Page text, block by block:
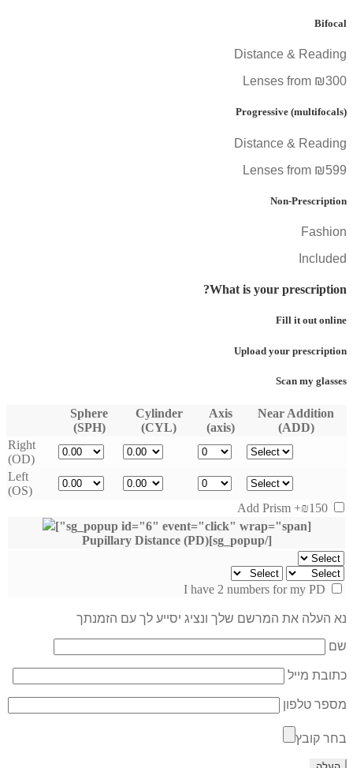
Bifocal
Distance & Reading
Lenses from ₪300
Progressive (multifocals)
Distance & Reading
Lenses from ₪599
Non-Prescription
Fashion
Included
What is your prescription?
Fill it out online
Upload your prescription
Scan my glasses
Sphere
(SPH)
Cylinder
(CYL)
Axis
(axis)
Near Addition
(ADD)
Right
(OD)
Left
(OS)
+₪150
[sg_popup id="6" event="click" wrap="span"]
[/sg_popup]Pupillary Distance (PD)
נא העלה את המרשם שלך ונציג יסייע לך עם הזמנתך
שם
כתובת מייל
מספר טלפון
בחר קובץ